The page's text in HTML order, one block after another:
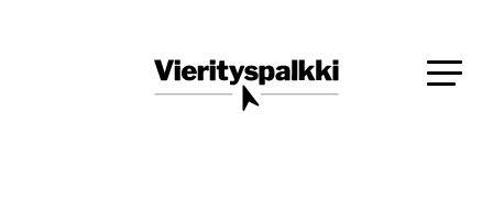
Vierityspalkki.fi